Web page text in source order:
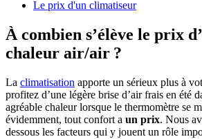
Le prix d'un climatiseur
À combien s’élève le prix
chaleur air/air ?
La climatisation apporte un sérieux plus à
profitez d’une légère brise d’air frais en été
agréable chaleur lorsque le thermomètre se
évidemment, tout confort a un prix. Nous
dessous les facteurs qui y jouent un rôle